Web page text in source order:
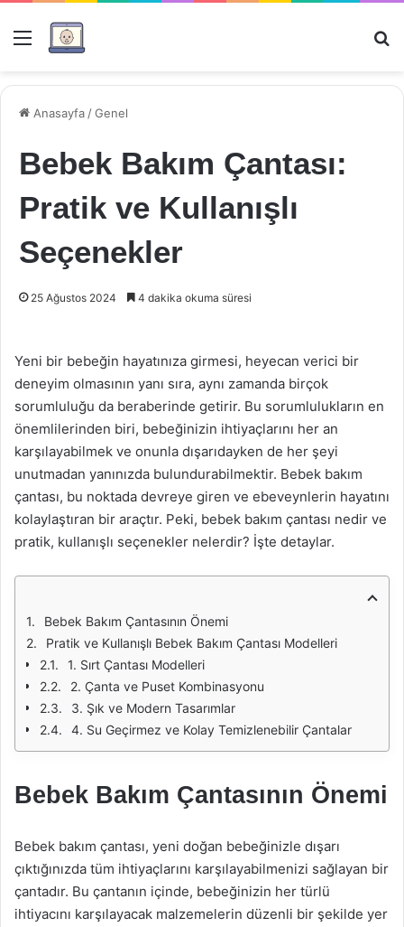
Menü
Anasayfa /Genel
Bebek Bakım Çantası:
Pratik ve Kullanışlı
Seçenekler
25 Ağustos 2024 4 dakika okuma süresi
Yeni bir bebeğin hayatınıza girmesi, heyecan verici bir
deneyim olmasının yanı sıra, aynı zamanda birçok
sorumluluğu da beraberinde getirir. Bu sorumlulukların en
önemlilerinden biri, bebeğinizin ihtiyaçlarını her an
karşılayabilmek ve onunla dışarıdayken de her şeyi
unutmadan yanınızda bulundurabilmektir. Bebek bakım
çantası, bu noktada devreye giren ve ebeveynlerin hayatını
kolaylaştıran bir araçtır. Peki, bebek bakım çantası nedir ve
pratik, kullanışlı seçenekler nelerdir? İşte detaylar.
Bebek Bakım Çantasının Önemi
Pratik ve Kullanışlı Bebek Bakım Çantası Modelleri
1. Sırt Çantası Modelleri
2. Çanta ve Puset Kombinasyonu
3. Şık ve Modern Tasarımlar
4. Su Geçirmez ve Kolay Temizlenebilir Çantalar
Bebek Bakım Çantasının Önemi
Bebek bakım çantası, yeni doğan bebeğinizle dışarı
çıktığınızda tüm ihtiyaçlarını karşılayabilmenizi sağlayan bir
çantadır. Bu çantanın içinde, bebeğinizin her türlü
ihtiyacını karşılayacak malzemelerin düzenli bir şekilde yer